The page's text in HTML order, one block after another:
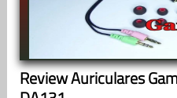
Review Auriculares